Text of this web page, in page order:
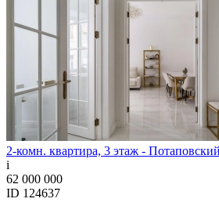
2-комн. квартира, 3 этаж -
i
62 000 000
ID 124637